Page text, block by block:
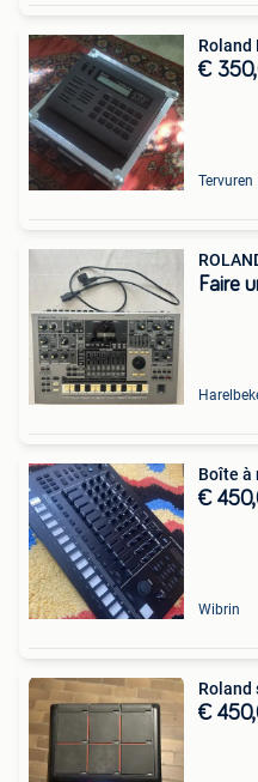
Roland
€
Tervuren
Faire
Boîte à
€
Wibrin
Roland
€